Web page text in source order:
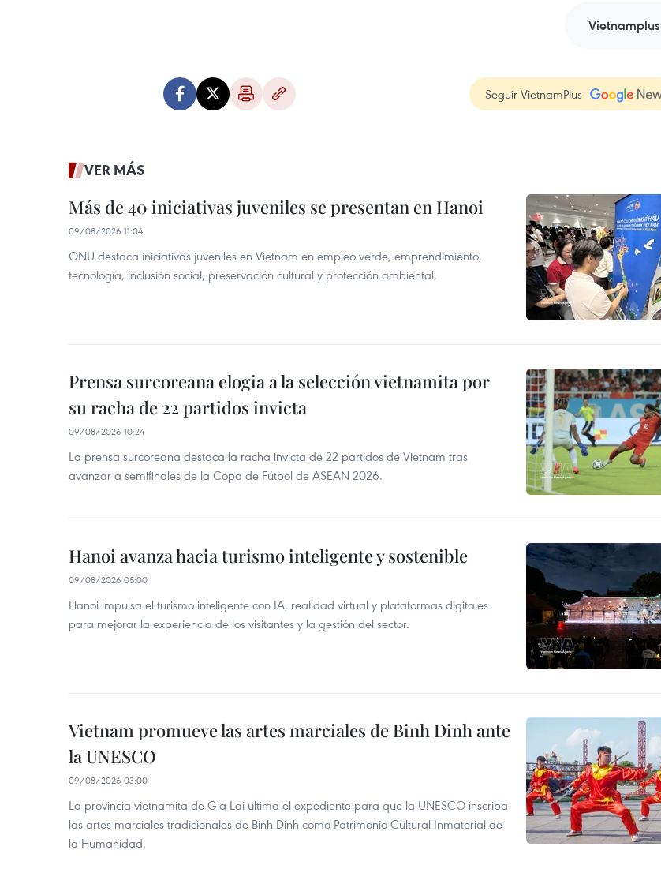
Vietnamplus
Seguir VietnamPlus
VER MÁS
Más de 40 iniciativas juveniles se presentan en Hanoi
09/08/2026 11:04
ONU destaca iniciativas juveniles en Vietnam en empleo verde, emprendimiento,
tecnología, inclusión social, preservación cultural y protección ambiental.
Prensa surcoreana elogia a la selección vietnamita por
su racha de 22 partidos invicta
09/08/2026 10:24
La prensa surcoreana destaca la racha invicta de 22 partidos de Vietnam tras
avanzar a semifinales de la Copa de Fútbol de ASEAN 2026.
Hanoi avanza hacia turismo inteligente y sostenible
09/08/2026 05:00
Hanoi impulsa el turismo inteligente con IA, realidad virtual y plataformas digitales
para mejorar la experiencia de los visitantes y la gestión del sector.
Vietnam promueve las artes marciales de Binh Dinh ante
la UNESCO
09/08/2026 03:00
La provincia vietnamita de Gia Lai ultima el expediente para que la UNESCO inscriba
las artes marciales tradicionales de Binh Dinh como Patrimonio Cultural Inmaterial de
la Humanidad.